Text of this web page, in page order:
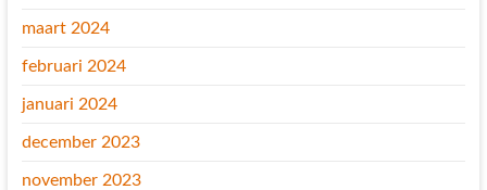
maart 2024
februari 2024
januari 2024
december 2023
november 2023